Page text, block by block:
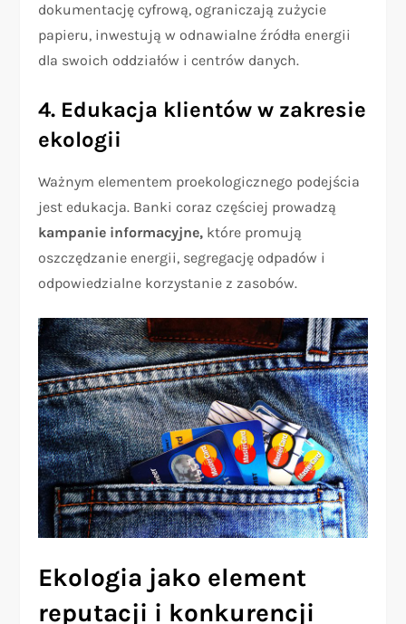
dokumentację cyfrową, ograniczają zużycie
papieru, inwestują w odnawialne źródła energii
dla swoich oddziałów i centrów danych.
4. Edukacja klientów w zakresie
ekologii
Ważnym elementem proekologicznego podejścia
jest edukacja. Banki coraz częściej prowadzą
kampanie informacyjne, które promują
oszczędzanie energii, segregację odpadów i
odpowiedzialne korzystanie z zasobów.
Ekologia jako element
reputacji i konkurencji